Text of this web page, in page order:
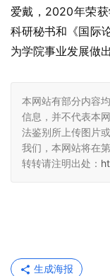
爱戴，2020年荣
科研秘书和《国际
为学院事业发展做
本网站有部分内容
信息，并不代表本
法鉴别所上传图片
我们，本网站将在
转转请注明出处：
生成海报